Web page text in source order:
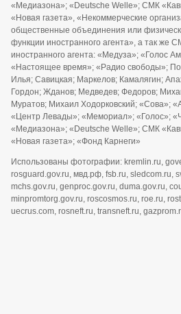
«Медиазона»; «Deutsche Welle»; СМК
«Новая газета», «Некоммерческие
общественные объединения или
функции иностранного агента», а так
иностранного агента: «Медуза»; «Голос
«Настоящее время»; «Радио свободы»;
Илья; Савицкая; Маркелов; Камалягин;
Гордон; Жданов; Медведев; Федоров;
Муратов; Михаил Ходорковский; «Сова»;
«Центр Левады»; «Мемориал»; «Голос»;
«Медиазона»; «Deutsche Welle»; СМК
«Новая газета»; «Фонд Карнеги»
Использованы фотографии: kremlin.ru,
rosguard.gov.ru, мвд.рф, fsb.ru, sledcom.ru,
mchs.gov.ru, genproc.gov.ru, duma.gov.ru,
minpromtorg.gov.ru, roscosmos.ru, roe.ru,
uecrus.com, rosneft.ru, transneft.ru,